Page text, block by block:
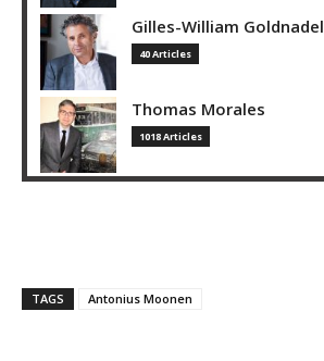
Gilles-William Goldnadel
40 Articles
Thomas Morales
1018 Articles
TAGS Antonius Moonen